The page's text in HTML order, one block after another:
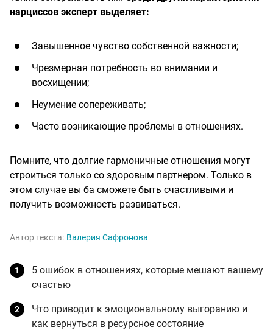
нарциссов эксперт выделяет:
Завышенное чувство собственной важности;
Чрезмерная потребность во внимании и
восхищении;
Неумение сопереживать;
Часто возникающие проблемы в отношениях.
Помните, что долгие гармоничные отношения могут
строиться только со здоровым партнером. Только в
этом случае вы ба сможете быть счастливыми и
получить возможность развиваться.
Автор текста: Валерия Сафронова
5 ошибок в отношениях, которые мешают вашему
счастью
Что приводит к эмоциональному выгоранию и
как вернуться в ресурсное состояние